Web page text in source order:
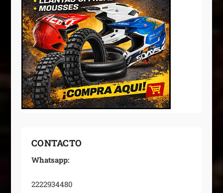
CONTACTO
Whatsapp:
2222934480